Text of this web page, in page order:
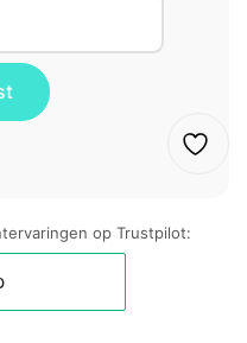
op Trustpilot: